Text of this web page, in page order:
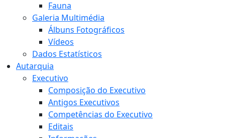
Fauna
Galeria Multimédia
Álbuns Fotográficos
Vídeos
Dados Estatísticos
Autarquia
Executivo
Composição do Executivo
Antigos Executivos
Competências do Executivo
Editais